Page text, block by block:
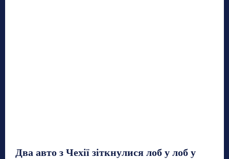
Два авто з Чехії зіткнулися лоб у лоб у